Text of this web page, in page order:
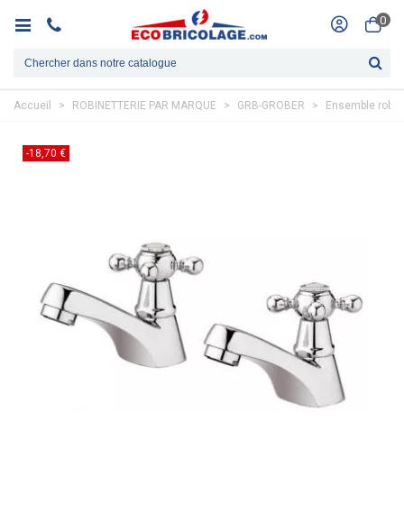
0
Accueil > ROBINETTERIE PAR MARQUE > GRB-GROBER > Ensemble
-18,70 €